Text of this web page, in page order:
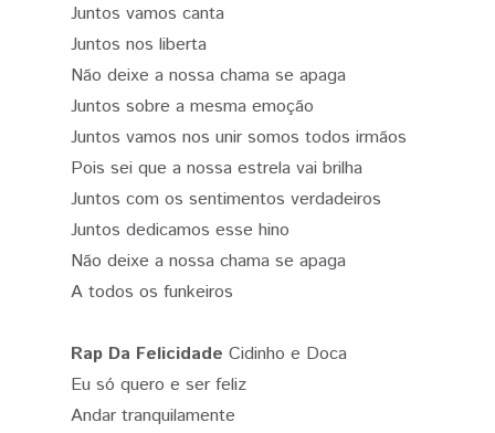
Juntos vamos canta
Juntos nos liberta
Não deixe a nossa chama se apaga
Juntos sobre a mesma emoção
Juntos vamos nos unir somos todos irmãos
Pois sei que a nossa estrela vai brilha
Juntos com os sentimentos verdadeiros
Juntos dedicamos esse hino
Não deixe a nossa chama se apaga
A todos os funkeiros
Rap Da Felicidade Cidinho e Doca
Eu só quero e ser feliz
Andar tranquilamente